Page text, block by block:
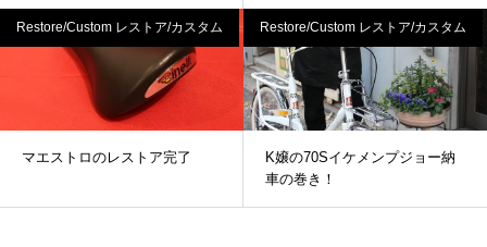
Restore/Custom レストア/カスタム
マエストロのレストア完了
Restore/Custom レストア/カスタム
K嬢の70Sイケメンプジョー納
車の巻き！